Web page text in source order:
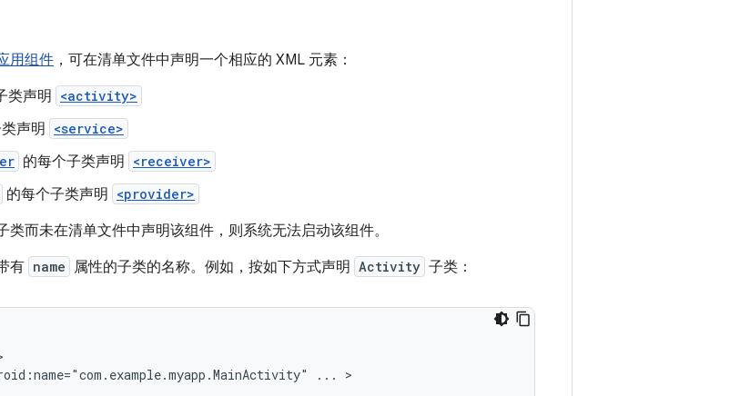
用组件 ，可在清单文件中声明一个相应的 XML 元素：
类声明 <activity>
声明 <service>
的每个子类声明 <receiver>
的每个子类声明 <provider>
而未在清单文件中声明该组件，则系统无法启动该组件。
有 name 属性的子类的名称。例如，按如下方式声明 Activity 子类：
...